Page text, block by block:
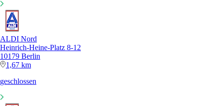
ALDI Nord
Heinrich-Heine-Platz 8-12
10179 Berlin
1,67 km
geschlossen